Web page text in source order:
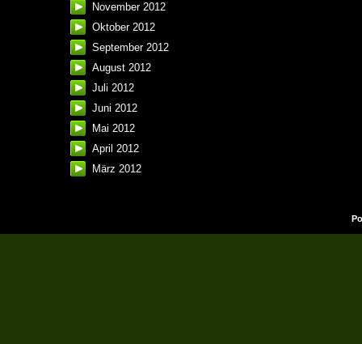
November 2012
Oktober 2012
September 2012
August 2012
Juli 2012
Juni 2012
Mai 2012
April 2012
März 2012